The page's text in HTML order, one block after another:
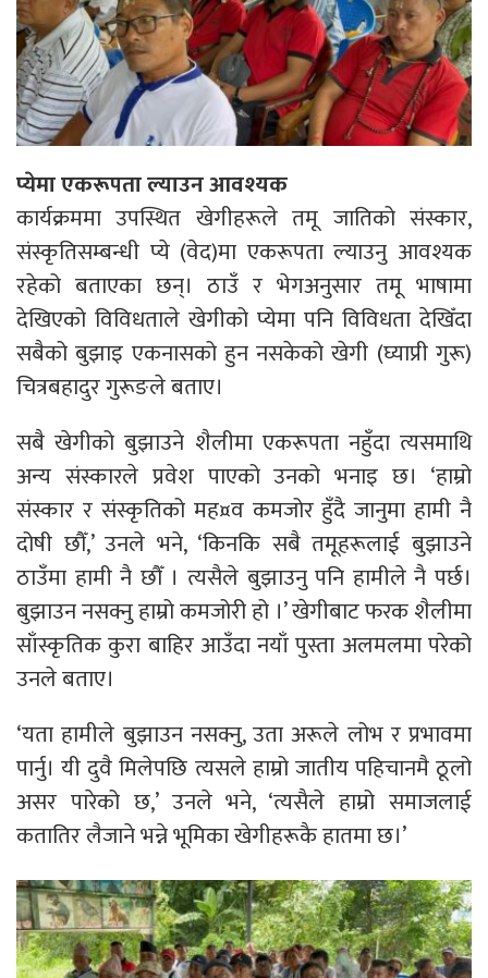
प्येमा एकरूपता ल्याउन आवश्यक
कार्यक्रममा उपस्थित खेगीहरूले तमू जातिको संस्कार,
संस्कृतिसम्बन्धी प्ये (वेद)मा एकरूपता ल्याउनु आवश्यक
रहेको बताएका छन्। ठाउँ र भेगअनुसार तमू भाषामा
देखिएको विविधताले खेगीको प्येमा पनि विविधता देखिँदा
सबैको बुझाइ एकनासको हुन नसकेको खेगी (घ्याप्री गुरू)
चित्रबहादुर गुरूङले बताए।
सबै खेगीको बुझाउने शैलीमा एकरूपता नहुँदा त्यसमाथि
अन्य संस्कारले प्रवेश पाएको उनको भनाइ छ। ‘हाम्रो
संस्कार र संस्कृतिको मह¤व कमजोर हुँदै जानुमा हामी नै
दोषी छौँ,’ उनले भने, ‘किनकि सबै तमूहरूलाई बुझाउने
ठाउँमा हामी नै छौँ । त्यसैले बुझाउनु पनि हामीले नै पर्छ।
बुझाउन नसक्नु हाम्रो कमजोरी हो ।’ खेगीबाट फरक शैलीमा
साँस्कृतिक कुरा बाहिर आउँदा नयाँ पुस्ता अलमलमा परेको
उनले बताए।
‘यता हामीले बुझाउन नसक्नु, उता अरूले लोभ र प्रभावमा
पार्नु। यी दुवै मिलेपछि त्यसले हाम्रो जातीय पहिचानमै ठूलो
असर पारेको छ,’ उनले भने, ‘त्यसैले हाम्रो समाजलाई
कतातिर लैजाने भन्ने भूमिका खेगीहरूकै हातमा छ।’